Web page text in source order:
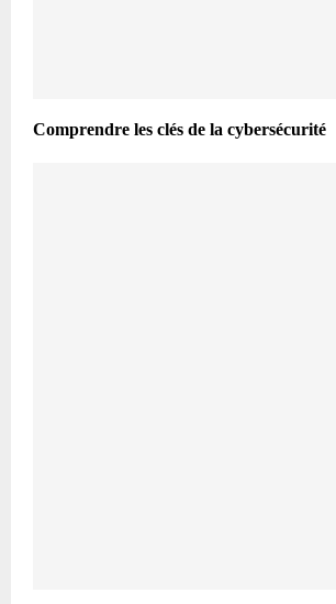
Comprendre les clés de la cybersécurité